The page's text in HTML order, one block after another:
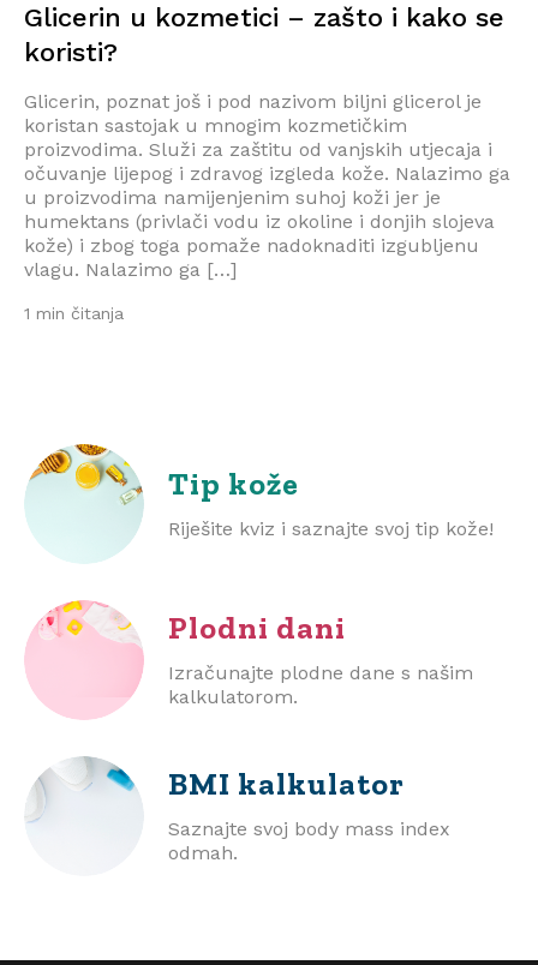
Glicerin u kozmetici – zašto i kako se
koristi?
Glicerin, poznat još i pod nazivom biljni glicerol je
koristan sastojak u mnogim kozmetičkim
proizvodima. Služi za zaštitu od vanjskih utjecaja i
očuvanje lijepog i zdravog izgleda kože. Nalazimo ga
u proizvodima namijenjenim suhoj koži jer je
humektans (privlači vodu iz okoline i donjih slojeva
kože) i zbog toga pomaže nadoknaditi izgubljenu
vlagu. Nalazimo ga […]
1 min čitanja
Tip kože
Riješite kviz i saznajte svoj tip kože!
Plodni dani
Izračunajte plodne dane s našim
kalkulatorom.
BMI kalkulator
Saznajte svoj body mass index
odmah.